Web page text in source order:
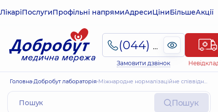
ЛікаріПослугиПрофільні напрямиАдресиЦіниБільшеАкції
(044) 495-2-888
Замовити дзвінок
Головна Добробут лабораторія Міжнародне нормалізаційне співвідношення (INR) (cito)
Пошук